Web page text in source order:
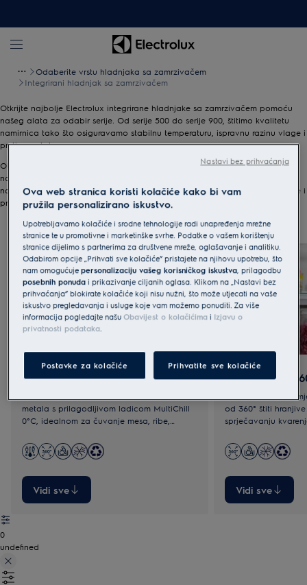
Odaberite vrstu hladnjaka sa zamrzivačem
Integrirani hladnjak sa zamrzivačem
Otkrijte najbolje Electrolux integrirane hladnjake sa zamrzivačem pomoću
našeg alata za odabir serije. Od serije 500 do serije 900, štitimo kvalitetu
namirnica tako što osiguravamo stabilnu temperaturu, ispravnu razinu vlage i
pretince s brtvom.
Otkrijte najbolje Electrolux integrirane hladnjake sa zamrzivačem pomoću
našeg alata za odabir serije. Od serije 500 do serije 900, štitimo kvalitetu
namirnica tako što osiguravamo stabilnu temperaturu, ispravnu razinu vlage i
pretince s brtvom.
5
900 MultiChill 0°
metala s prilagodljivom ladicom MultiChill
0°C, idealnom za čuvanje mesa, ribe,
Vidi sve
800 Cooling
Tehnologija
od 360° štiti
sprječavanju
vrhunsku
dizajnom.
Vidi sve
0
undefined
Ova web stranica koristi kolačiće kako bi vam
pružila personalizirano iskustvo.
Upotrebljavamo kolačiće i srodne tehnologije radi unapređenja mrežne
stranice te u promotivne i marketinške svrhe. Podatke o vašem korištenju
stranice dijelimo s partnerima za društvene mreže, oglašavanje i analitiku.
Odabirom opcije „Prihvati sve kolačiće” pristajete na njihovu upotrebu, što
nam omogućujepersonalizaciju vašeg korisničkog iskustva , prilagodbu
posebnih ponuda i prikazivanje ciljanih oglasa. Klikom na „Nastavi bez
prihvaćanja” blokirate kolačiće koji nisu nužni, što može utjecati na vaše
iskustvo pregledavanja i usluge koje vam možemo ponuditi. Za više
informacija pogledajte našuObavijest o kolačićima i Izjavu o
privatnosti podataka
Postavke za kolačiće Prihvatite sve kolačiće
Nastavi bez prihvaćanja